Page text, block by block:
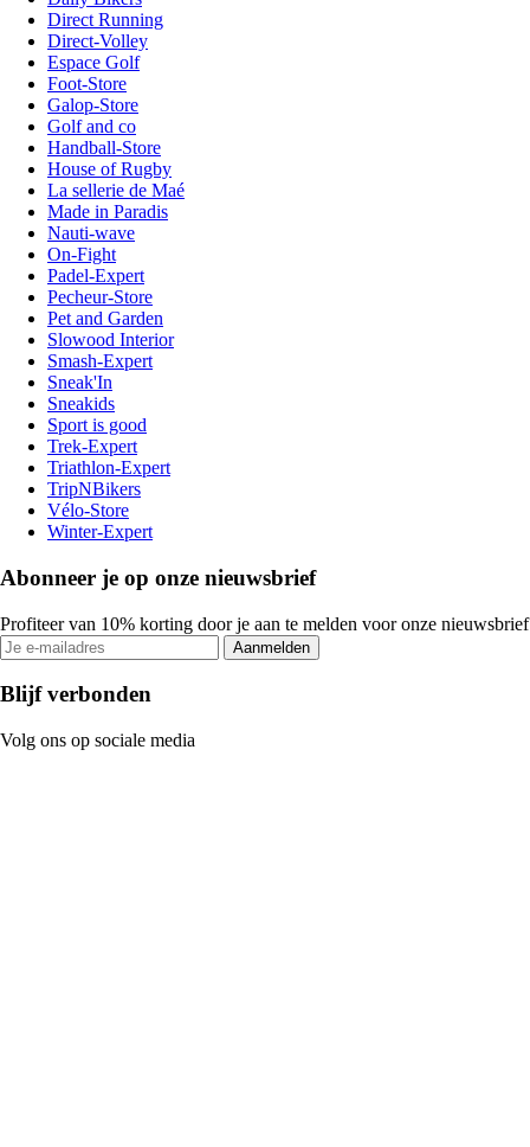
Direct Running
Direct-Volley
Espace Golf
Foot-Store
Galop-Store
Golf and co
Handball-Store
House of Rugby
La sellerie de Maé
Made in Paradis
Nauti-wave
On-Fight
Padel-Expert
Pecheur-Store
Pet and Garden
Slowood Interior
Smash-Expert
Sneak'In
Sneakids
Sport is good
Trek-Expert
Triathlon-Expert
TripNBikers
Vélo-Store
Winter-Expert
Abonneer je op onze nieuwsbrief
Profiteer van 10% korting door je aan te melden voor onze nieuwsbrief
Aanmelden
Blijf verbonden
Volg ons op sociale media